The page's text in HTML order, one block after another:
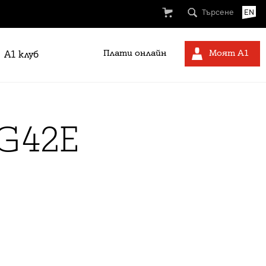
Търсене EN
A1 клуб Плати онлайн Моят А1